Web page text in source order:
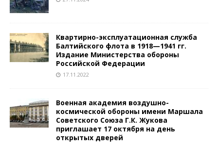
Квартирно-эксплуатационная служба
Балтийского флота в 1918—1941 гг.
Издание Министерства обороны
Российской Федерации
17.11.2022
Военная академия воздушно-
космической обороны имени Маршала
Советского Союза Г.К. Жукова
приглашает 17 октября на день
открытых дверей